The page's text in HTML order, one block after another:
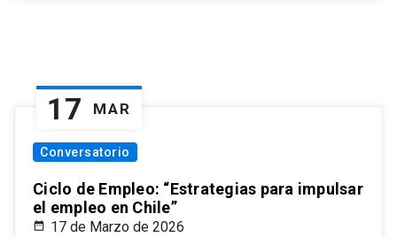
17 MAR
Conversatorio
Ciclo de Empleo: “Estrategias para impulsar
el empleo en Chile”
17 de Marzo de 2026